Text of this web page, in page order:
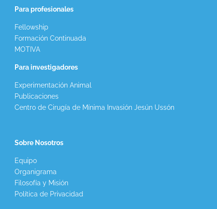
Para profesionales
Fellowship
Formación Continuada
MOTIVA
Para investigadores
Experimentación Animal
Publicaciones
Centro de Cirugía de Mínima Invasión Jesún Ussón
Sobre Nosotros
Equipo
Organigrama
Filosofía y Misión
Política de Privacidad